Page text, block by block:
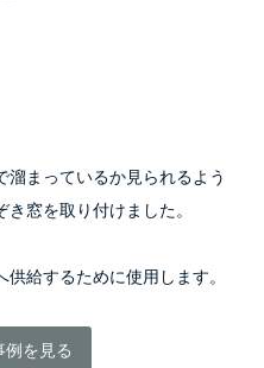
まっているか見られるよう
窓を取り付けました。
給するために使用します。
例を見る